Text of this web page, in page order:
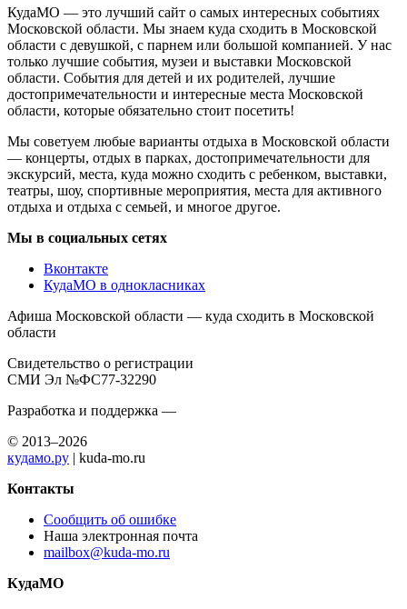
КудаМО — это лучший сайт о самых интересных событиях
Московской области. Мы знаем куда сходить в Московской
области с девушкой, с парнем или большой компанией. У нас
только лучшие события, музеи и выставки Московской
области. События для детей и их родителей, лучшие
достопримечательности и интересные места Московской
области, которые обязательно стоит посетить!
Мы советуем любые варианты отдыха в Московской области
— концерты, отдых в парках, достопримечательности для
экскурсий, места, куда можно сходить с ребенком, выставки,
театры, шоу, спортивные мероприятия, места для активного
отдыха и отдыха с семьей, и многое другое.
Мы в социальных сетях
Вконтакте
КудаМО в однокласниках
Афиша Московской области — куда сходить в Московской
области
Свидетельство о регистрации
СМИ Эл №ФС77-32290
Разработка и поддержка —
© 2013–2026
кудамо.ру | kuda-mo.ru
Контакты
Сообщить об ошибке
Наша электронная почта
mailbox@kuda-mo.ru
КудаМО